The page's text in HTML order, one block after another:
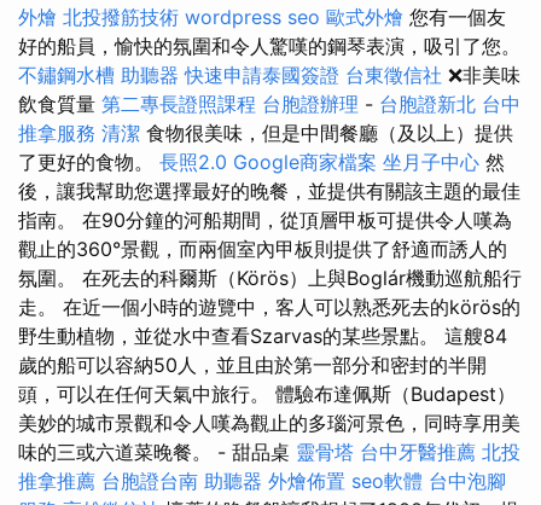
外燴 北投撥筋技術 wordpress seo 歐式外燴 您有一個友
好的船員，愉快的氛圍和令人驚嘆的鋼琴表演，吸引了您。
不鏽鋼水槽 助聽器 快速申請泰國簽證 台東徵信社 ❌非美味
飲食質量 第二專長證照課程 台胞證辦理 - 台胞證新北 台中
推拿服務 清潔 食物很美味，但是中間餐廳（及以上）提供
了更好的食物。 長照2.0 Google商家檔案 坐月子中心 然
後，讓我幫助您選擇最好的晚餐，並提供有關該主題的最佳
指南。 在90分鐘的河船期間，從頂層甲板可提供令人嘆為
觀止的360°景觀，而兩個室內甲板則提供了舒適而誘人的
氛圍。 在死去的科爾斯（Körös）上與Boglár機動巡航船行
走。 在近一個小時的遊覽中，客人可以熟悉死去的körös的
野生動植物，並從水中查看Szarvas的某些景點。 這艘84
歲的船可以容納50人，並且由於第一部分和密封的半開
頭，可以在任何天氣中旅行。 體驗布達佩斯（Budapest）
美妙的城市景觀和令人嘆為觀止的多瑙河景色，同時享用美
味的三或六道菜晚餐。 - 甜品桌 靈骨塔 台中牙醫推薦 北投
推拿推薦 台胞證台南 助聽器 外燴佈置 seo軟體 台中泡腳